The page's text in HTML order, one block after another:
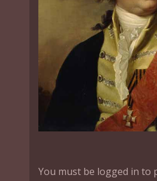
You must be logged in to